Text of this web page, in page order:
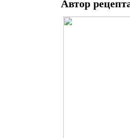
Автор